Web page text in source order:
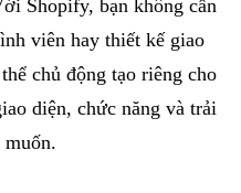
Shopify, bạn không cần
viên hay thiết kế giao
chủ động tạo riêng cho
diện, chức năng và trải